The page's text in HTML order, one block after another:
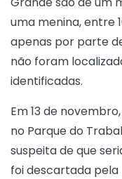
uma menina, entre
apenas por parte
não foram
identificadas.
Em 13 de
no Parque do
suspeita de que
foi descartada pela